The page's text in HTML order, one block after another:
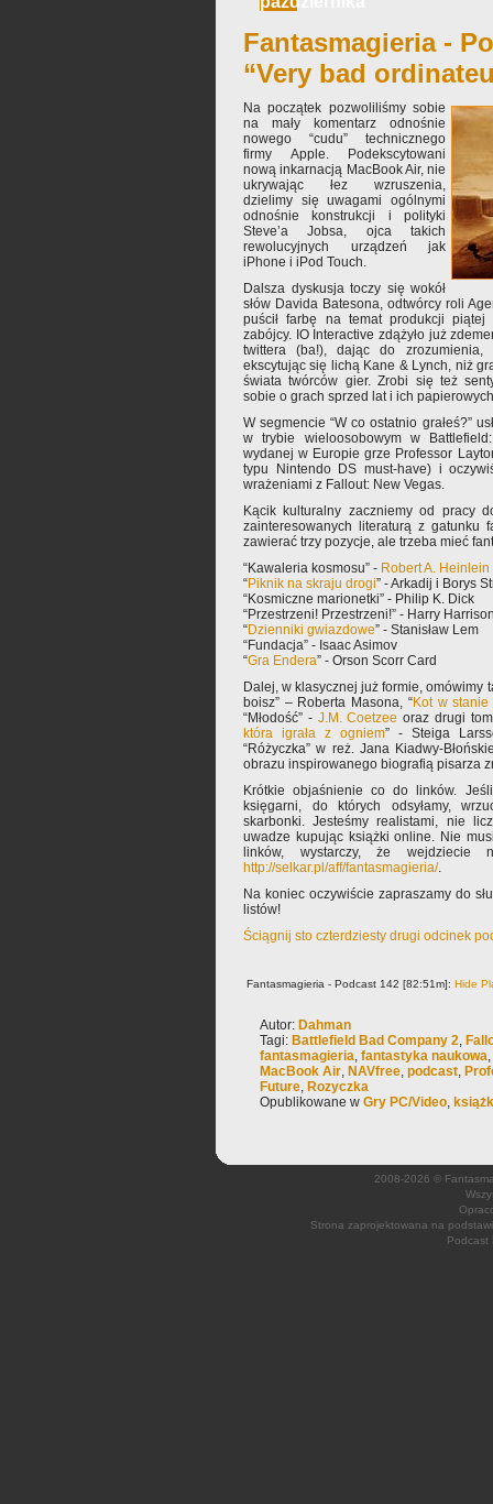
Fantasmagieria -
“Very bad
Na początek pozwoliliśmy sobie
na mały komentarz odnośnie
nowego “cudu” technicznego
firmy Apple. Podekscytowani
nową inkarnacją MacBook Air, nie
ukrywając łez wzruszenia,
dzielimy się uwagami ogólnymi
odnośnie konstrukcji i polityki
Steve’a Jobsa, ojca takich
rewolucyjnych urządzeń jak
iPhone i iPod Touch.
Dalsza dyskusja toczy się wokół
słów Davida Batesona, odtwórcy roli
puścił farbę na temat produkcji piątej
zabójcy. IO Interactive zdążyło już
twittera (ba!), dając do zrozumienia,
ekscytując się lichą Kane & Lynch, niż
świata twórców gier. Zrobi się też
sobie o grach sprzed lat i ich
W segmencie “W co ostatnio grałeś?”
w trybie wieloosobowym w
wydanej w Europie grze Professor
typu Nintendo DS must-have) i
wrażeniami z Fallout: New Vegas.
Kącik kulturalny zaczniemy od pracy
zainteresowanych literaturą z gatunku
zawierać trzy pozycje, ale trzeba mieć
“Kawaleria kosmosu” - Robert A. Heinlein
“Piknik na skraju drogi” - Arkadij i Borys
“Kosmiczne marionetki” - Philip K. Dick
“Przestrzeni! Przestrzeni!” - Harry
“Dzienniki gwiazdowe” - Stanisław Lem
“Fundacja” - Isaac Asimov
“Gra Endera” - Orson Scorr Card
Dalej, w klasycznej już formie, omówimy
boisz” – Roberta Masona, “Kot w stanie
“Młodość” - J.M. Coetzee oraz drugi
która igrała z ogniem” - Steiga
“Różyczka” w reż. Jana Kiadwy-
obrazu inspirowanego biografią pisarza
Krótkie objaśnienie co do linków.
księgarni, do których odsyłamy,
skarbonki. Jesteśmy realistami, nie
uwadze kupując książki online. Nie
linków, wystarczy, że
http://selkar.pl/aff/fantasmagieria/.
Na koniec oczywiście zapraszamy do
listów!
Ściągnij sto czterdziesty drugi odcinek
Fantasmagieria - Podcast 142 [82:51m]: Hide
Autor: Dahman
Tagi: Battlefield Bad Company 2
fantasmagieria fantastyka naukowa
MacBook Air NAVfree podcast
Future Rozyczka
Opublikowane w Gry PC/Video
2008-2026 ©
Strona zaprojektowana na
Podcast